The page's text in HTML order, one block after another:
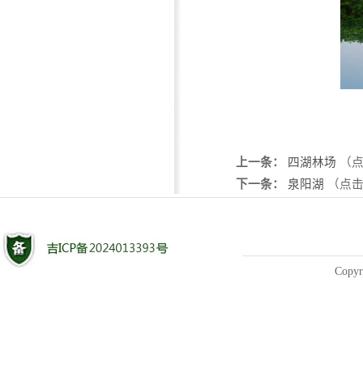
上一条： 四湖林场
（
下一条：
泉阳湖 （点